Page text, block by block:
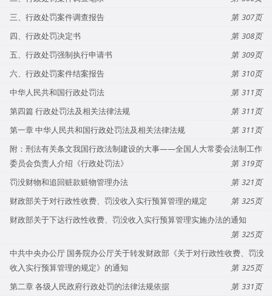
三、行政处罚案件调查报告
307
四、行政处罚决定书
308
五、行政处罚强制执行申请书
309
六、行政处罚案件结案报告
310
中华人民共和国行政处罚法
311
第四篇 行政处罚法及相关法律法规
311
第一章 中华人民共和国行政处罚法及相关法律法规
311
附：刑法有关条文我国行政法制建设的大事——全国人大常委会法制工作
委员会负责人介绍《行政处罚法》
319
罚没财物和追回赃款赃物管理办法
321
财政部关于对行政性收费、罚没收入实行预算管理的规定
325
财政部关于下达行政性收费、罚没收入实行预算管理实施办法的通知
325
中共中央办公厅 国务院办公厅关于转发财政部《关于对行政性收费、罚没
收入实行预算管理的规定》的通知
325
第二章 各级人民政府行政处罚的法律法规依据
331